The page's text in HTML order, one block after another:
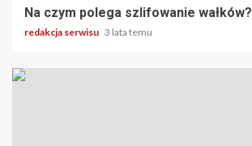
Na czym polega szlifowanie wałków?
redakcja serwisu 3 lata temu